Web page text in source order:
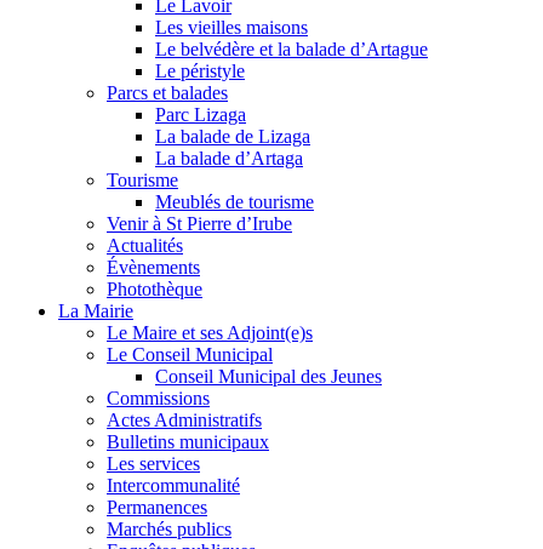
Le Lavoir
Les vieilles maisons
Le belvédère et la balade d’Artague
Le péristyle
Parcs et balades
Parc Lizaga
La balade de Lizaga
La balade d’Artaga
Tourisme
Meublés de tourisme
Venir à St Pierre d’Irube
Actualités
Évènements
Photothèque
La Mairie
Le Maire et ses Adjoint(e)s
Le Conseil Municipal
Conseil Municipal des Jeunes
Commissions
Actes Administratifs
Bulletins municipaux
Les services
Intercommunalité
Permanences
Marchés publics